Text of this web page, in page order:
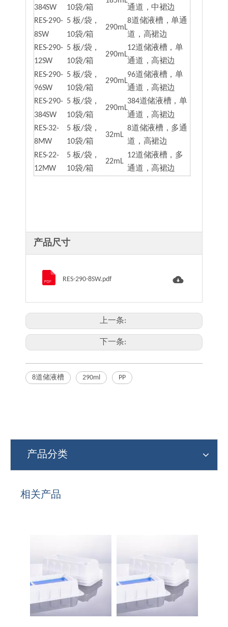
384SW 10袋/箱
通道，中裙边
RES-290-
8SW
5 板/袋，
10袋/箱
290mL
8道储液槽，单通
道，高裙边
RES-290-
12SW
5 板/袋，
10袋/箱
290mL
12道储液槽，单
通道，高裙边
RES-290-
96SW
5 板/袋，
10袋/箱
290mL
96道储液槽，单
通道，高裙边
RES-290-
384SW
5 板/袋，
10袋/箱
290mL
384道储液槽，单
通道，高裙边
RES-32-
8MW
5 板/袋，
10袋/箱
32mL
8道储液槽，多通
道，高裙边
RES-22-
12MW
5 板/袋，
10袋/箱
22mL
12道储液槽，多
通道，高裙边
产品尺寸
RES-290-8SW.pdf
上一条:
下一条:
8道储液槽 290ml PP
产品分类
相关产品